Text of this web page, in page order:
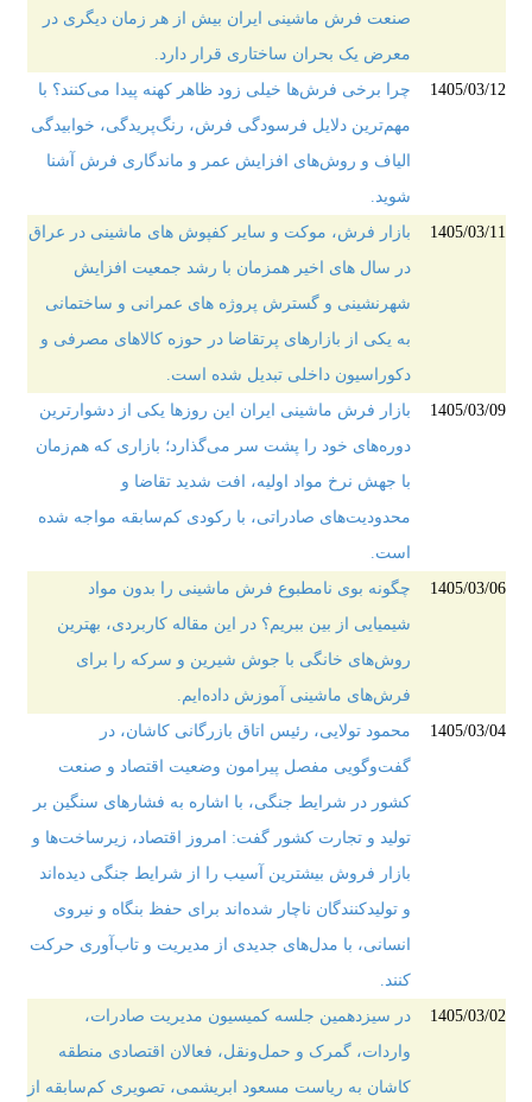
صنعت فرش ماشینی ایران بیش از هر زمان دیگری در
معرض یک بحران ساختاری قرار دارد.
1405/03/12
چرا برخی فرش‌ها خیلی زود ظاهر کهنه پیدا می‌کنند؟ با
مهم‌ترین دلایل فرسودگی فرش، رنگ‌پریدگی، خوابیدگی
الیاف و روش‌های افزایش عمر و ماندگاری فرش آشنا
شوید.
1405/03/11
بازار فرش، موکت و سایر کفپوش های ماشینی در عراق
در سال های اخیر همزمان با رشد جمعیت افزایش
شهرنشینی و گسترش پروژه های عمرانی و ساختمانی
به یکی از بازارهای پرتقاضا در حوزه کالاهای مصرفی و
دکوراسیون داخلی تبدیل شده است.
1405/03/09
بازار فرش ماشینی ایران این روزها یکی از دشوارترین
دوره‌های خود را پشت سر می‌گذارد؛ بازاری که هم‌زمان
با جهش نرخ مواد اولیه، افت شدید تقاضا و
محدودیت‌های صادراتی، با رکودی کم‌سابقه مواجه شده
است.
1405/03/06
چگونه بوی نامطبوع فرش ماشینی را بدون مواد
شیمیایی از بین ببریم؟ در این مقاله کاربردی، بهترین
روش‌های خانگی با جوش شیرین و سرکه را برای
فرش‌های ماشینی آموزش داده‌ایم.
1405/03/04
محمود تولایی، رئیس اتاق بازرگانی کاشان، در
گفت‌وگویی مفصل پیرامون وضعیت اقتصاد و صنعت
کشور در شرایط جنگی، با اشاره به فشارهای سنگین بر
تولید و تجارت کشور گفت: امروز اقتصاد، زیرساخت‌ها و
بازار فروش بیشترین آسیب را از شرایط جنگی دیده‌اند
و تولیدکنندگان ناچار شده‌اند برای حفظ بنگاه و نیروی
انسانی، با مدل‌های جدیدی از مدیریت و تاب‌آوری حرکت
کنند.
1405/03/02
در سیزدهمین جلسه کمیسیون مدیریت صادرات،
واردات، گمرک و حمل‌ونقل، فعالان اقتصادی منطقه
کاشان به ریاست مسعود ابریشمی، تصویری کم‌سابقه از